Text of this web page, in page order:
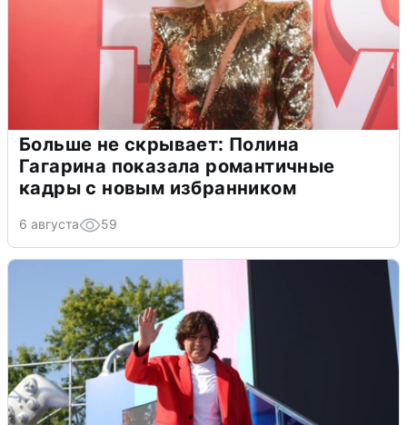
Больше не скрывает: Полина
Гагарина показала романтичные
кадры с новым избранником
6 августа 59